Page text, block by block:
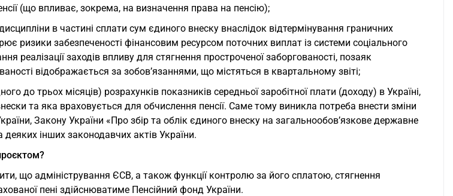
(що впливає, зокрема, на визначення права на пенсію);
в частині сплати сум єдиного внеску внаслідок відтермінування граничних
ризики забезпеченості фінансовим ресурсом поточних виплат із системи соціального
реалізації заходів впливу для стягнення простроченої заборгованості, позаяк
відображається за зобов’язаннями, що містяться в квартальному звіті;
до трьох місяців) розрахунків показників середньої заробітної плати (доходу) в Україні,
та яка враховується для обчислення пенсії. Саме тому виникла потреба внести зміни
Закону України «Про збір та облік єдиного внеску на загальнообов’язкове державне
деяких інших законодавчих актів України.
що адміністрування ЄСВ, а також функції контролю за його сплатою, стягнення
пені здійснюватиме Пенсійний фонд України.